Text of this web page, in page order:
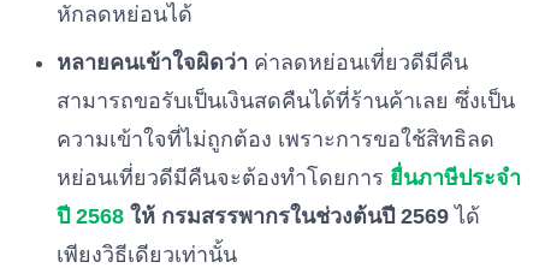
หักลดหย่อนได้
หลายคนเข้าใจผิดว่า ค่าลดหย่อนเที่ยวดีมีคืน
สามารถขอรับเป็นเงินสดคืนได้ที่ร้านค้าเลย ซึ่งเป็น
ความเข้าใจที่ไม่ถูกต้อง เพราะการขอใช้สิทธิลด
หย่อนเที่ยวดีมีคืนจะต้องทำโดยการ ยื่นภาษีประจำ
ปี 2568 ให้ กรมสรรพากรในช่วงต้นปี 2569 ได้
เพียงวิธีเดียวเท่านั้น